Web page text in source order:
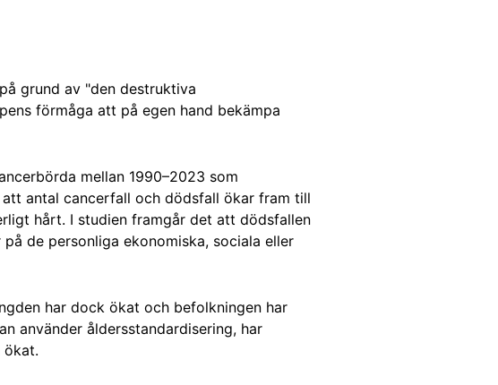
grund av "den destruktiva
förmåga att på egen hand bekämpa
mellan 1990–2023 som
antal cancerfall och dödsfall ökar fram till
hårt. I studien framgår det att dödsfallen
på de personliga ekonomiska, sociala eller
har dock ökat och befolkningen har
använder åldersstandardisering, har
ökat.